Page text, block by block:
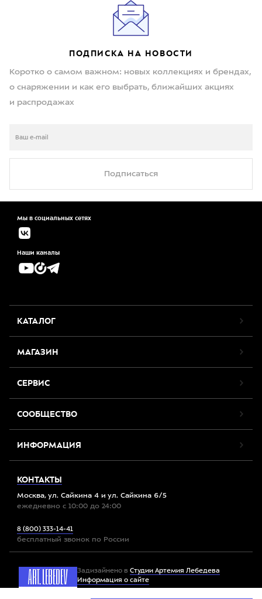
ПОДПИСКА НА НОВОСТИ
Коротко о самом важном: новых коллекциях и брендах,
о снаряжении и как его выбрать, ближайших акциях
и распродажах
Подписаться
Мы в социальных сетях
Наши каналы
КАТАЛОГ
МАГАЗИН
СЕРВИС
СООБЩЕСТВО
ИНФОРМАЦИЯ
КОНТАКТЫ
Москва, ул. Сайкина 4 и ул. Сайкина 6/5
ежедневно с 10:00 до 24:00
8 (800) 333-14-41
бесплатный звонок по России
Задизайнено в Студии Артемия Лебедева
Информация о сайте